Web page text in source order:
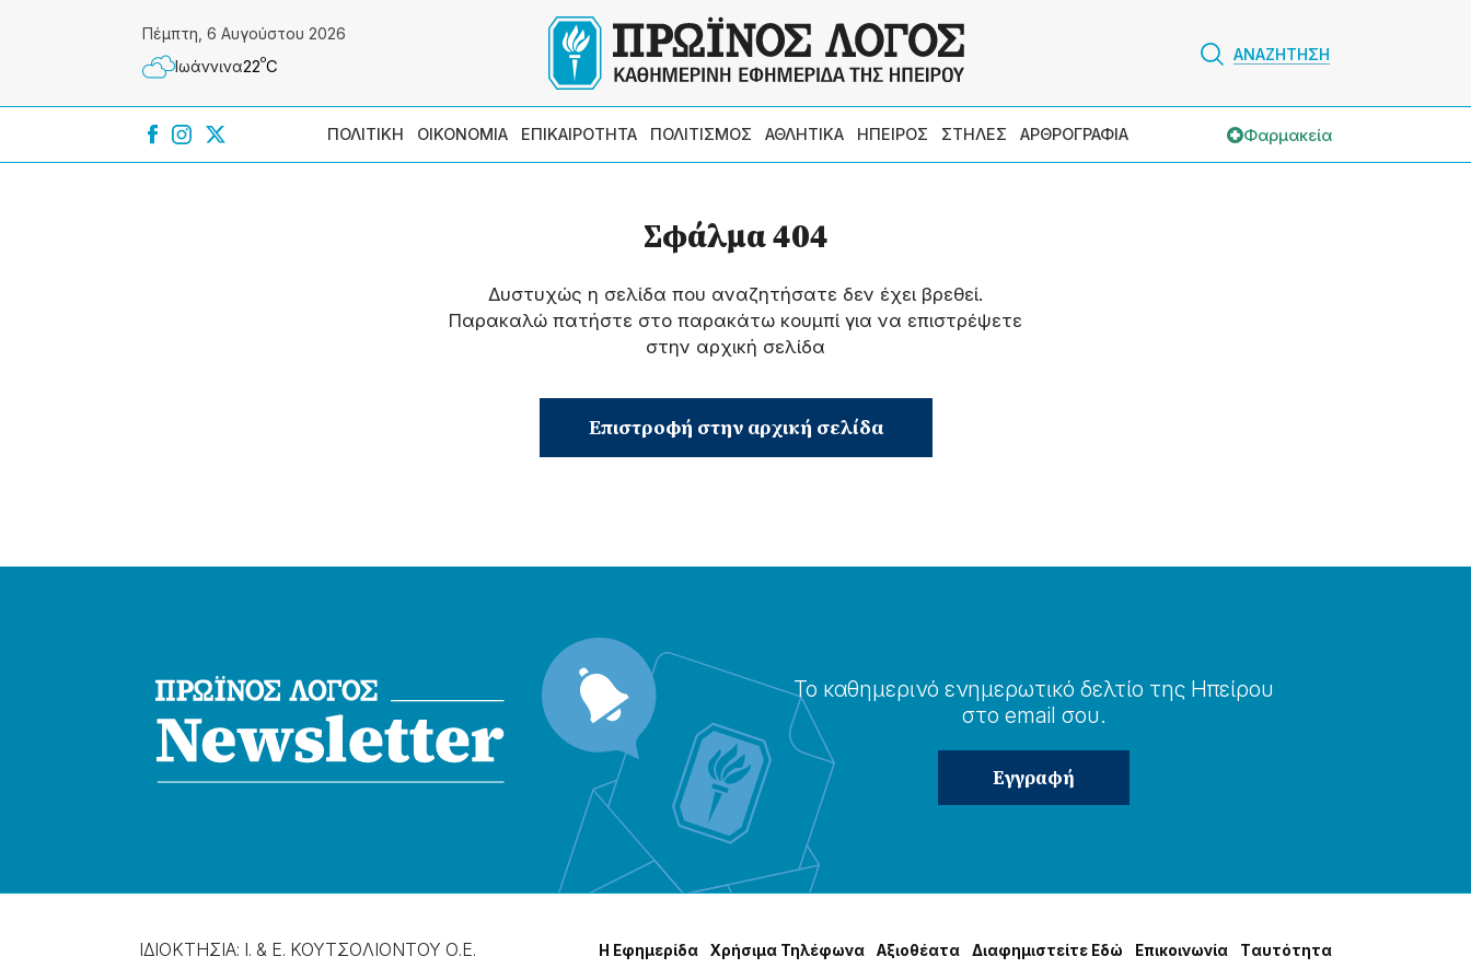
Πέμπτη, 6 Αυγούστου 2026
Ιωάννɩνα22ºC
ΑΝΑΖΗΤΗΣΗ
ΠΟΛΙΤΙΚΗ ΟΙΚΟΝΟΜΙΑ ΕΠΙΚΑΙΡΟΤΗΤΑ ΠΟΛΙΤΙΣΜΟΣ ΑΘΛΗΤΙΚΑ ΗΠΕΙΡΟΣ ΣΤΗΛΕΣ ΑΡΘΡΟΓΡΑΦΙΑ Φαρμακεία
Σφάλμα 404
Δυστυχώς η σελίδα που αναζητήσατε δεν έχει βρεθεί.
Παρακαλώ πατήστε στο παρακάτω κουμπί για να επιστρέψετε
στην αρχική σελίδα
Επιστροφή στην αρχική σελίδα
Το καθημερɩνό ενημερωτɩκό δελτίο της Ηπείρου
στο email σου.
ΙΔΙΟΚΤΗΣΙΑ: Ι. & Ε. ΚΟΥΤΣΟΛΙΟΝΤΟΥ Ο.Ε. Η Εφημερίδα Χρήσɩμα Τηλέφωνα Αξɩοθέατα Δɩαφημɩστείτε Εδώ Επɩκοɩνωνία Tαυτότητα